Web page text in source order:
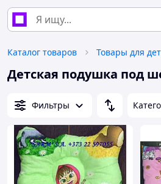
Каталог товаров Товары для
Детская подушка под
Фильтры